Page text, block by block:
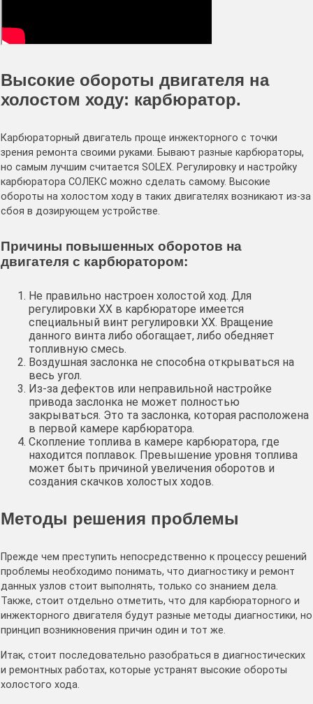
Высокие обороты двигателя на
холостом ходу: карбюратор.
Карбюраторный двигатель проще инжекторного с точки
зрения ремонта своими руками. Бывают разные карбюраторы,
но самым лучшим считается SOLEX. Регулировку и настройку
карбюратора СОЛЕКС можно сделать самому. Высокие
обороты на холостом ходу в таких двигателях возникают из-за
сбоя в дозирующем устройстве.
Причины повышенных оборотов на
двигателя с карбюратором:
Не правильно настроен холостой ход. Для
регулировки ХХ в карбюраторе имеется
специальный винт регулировки ХХ. Вращение
данного винта либо обогащает, либо обедняет
топливную смесь.
Воздушная заслонка не способна открываться на
весь угол.
Из-за дефектов или неправильной настройке
привода заслонка не может полностью
закрываться. Это та заслонка, которая расположена
в первой камере карбюратора.
Скопление топлива в камере карбюратора, где
находится поплавок. Превышение уровня топлива
может быть причиной увеличения оборотов и
создания скачков холостых ходов.
Методы решения проблемы
Прежде чем преступить непосредственно к процессу решений
проблемы необходимо понимать, что диагностику и ремонт
данных узлов стоит выполнять, только со знанием дела.
Также, стоит отдельно отметить, что для карбюраторного и
инжекторного двигателя будут разные методы диагностики, но
принцип возникновения причин один и тот же.
Итак, стоит последовательно разобраться в диагностических
и ремонтных работах, которые устранят высокие обороты
холостого хода.